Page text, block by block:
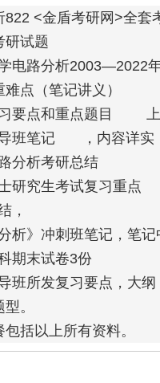
822 <金盾考研网>全套
研试题
电路分析2003—2022
点（笔记讲义）
电路分析复习要点和重点题目，辅导班资料
重点突出，手写板
分析考研总结
研究生考试复习重点
，
析》冲刺班笔记，笔
期末试卷3份
班所发复习要点，大
。